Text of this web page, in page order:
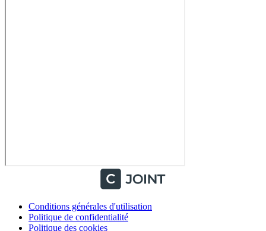
Conditions générales d'utilisation
Politique de confidentialité
Politique des cookies